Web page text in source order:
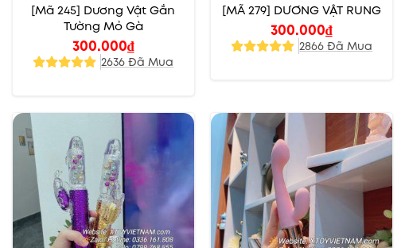
[Mã 245] Dương Vật Gắn
Tường Mỏ Gà
300.000₫
2636 Đã Mua
[MÃ 279] DƯƠNG VẬT RUNG
300.000₫
2866 Đã Mua